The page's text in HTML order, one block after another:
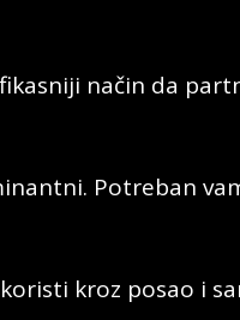
način da
Potreban
kroz posao i